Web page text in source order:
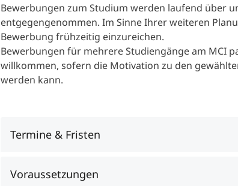
Bewerbungen zum Studium werden laufend über
entgegengenommen. Im Sinne Ihrer weiteren
Bewerbung frühzeitig einzureichen.
Bewerbungen für mehrere Studiengänge am MCI
willkommen, sofern die Motivation zu den
werden kann.
Termine & Fristen
Voraussetzungen